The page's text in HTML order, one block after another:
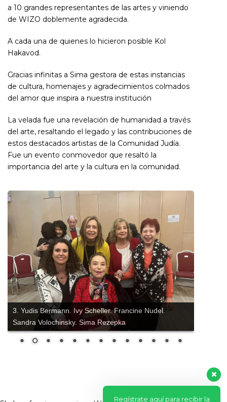
a 10 grandes representantes de las artes y viniendo
de WIZO doblemente agradecida.
A cada una de quienes lo hicieron posible Kol
Hakavod.
Gracias infinitas a Sima gestora de estas instancias
de cultura, homenajes y agradecimientos colmados
del amor que inspira a nuestra institución
La velada fue una revelación de humanidad a través
del arte, resaltando el legado y las contribuciones de
estos destacados artistas de la Comunidad Judía.
Fue un evento conmovedor que resaltó la
importancia del arte y la cultura en la comunidad.
3. Yudis Bermann. Ivy Scheller. Francine Nudel.
Sandra Volochinsky. Sima Rezepka
?